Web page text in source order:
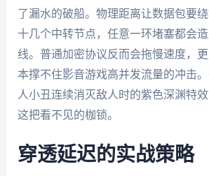
了漏水的破船。物理距离让数据包要
十几个中转节点，任意一环堵塞都会
线。普通加密协议反而会拖慢速度，
本撑不住影音游戏高并发流量的冲击
人小丑连续消灭敌人时的紫色深渊特
这把看不见的枷锁。
穿透延迟的实战策略